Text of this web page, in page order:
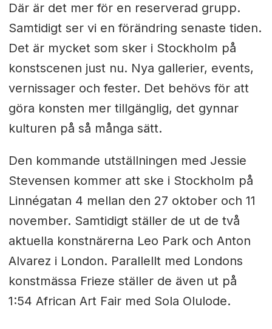
Där är det mer för en reserverad grupp.
Samtidigt ser vi en förändring senaste tiden.
Det är mycket som sker i Stockholm på
konstscenen just nu. Nya gallerier, events,
vernissager och fester. Det behövs för att
göra konsten mer tillgänglig, det gynnar
kulturen på så många sätt.
Den kommande utställningen med Jessie
Stevensen kommer att ske i Stockholm på
Linnégatan 4 mellan den 27 oktober och 11
november. Samtidigt ställer de ut de två
aktuella konstnärerna Leo Park och Anton
Alvarez i London. Parallellt med Londons
konstmässa Frieze ställer de även ut på
1:54 African Art Fair med Sola Olulode.